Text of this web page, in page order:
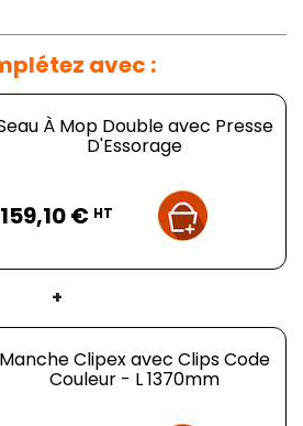
avec :
À Mop Double avec Presse
D'Essorage
159,10 € HT
+
Manche Clipex avec Clips Code
Couleur - L 1370mm